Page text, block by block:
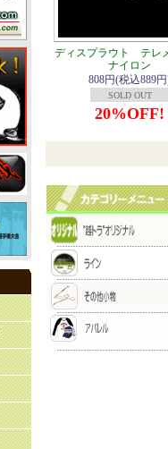
ディスプラウト テレ
ナイロン
808円(税込889
SOLD OUT
20%OFF!